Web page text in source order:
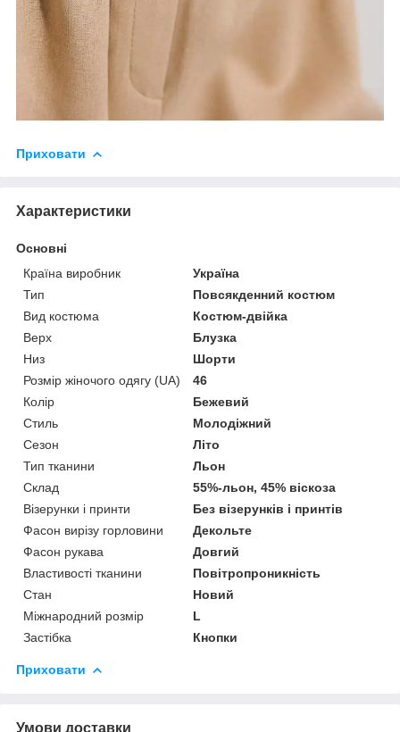
Приховати
Характеристики
Основні
Країна виробник
Україна
Тип
Повсякденний костюм
Вид костюма
Костюм-двійка
Верх
Блузка
Низ
Шорти
Розмір жіночого одягу (UA)
46
Колір
Бежевий
Стиль
Молодіжний
Сезон
Літо
Тип тканини
Льон
Склад
55%-льон, 45% віскоза
Візерунки і принти
Без візерунків і принтів
Фасон вирізу горловини
Декольте
Фасон рукава
Довгий
Властивості тканини
Повітропроникність
Стан
Новий
Міжнародний розмір
L
Застібка
Кнопки
Приховати
Умови доставки